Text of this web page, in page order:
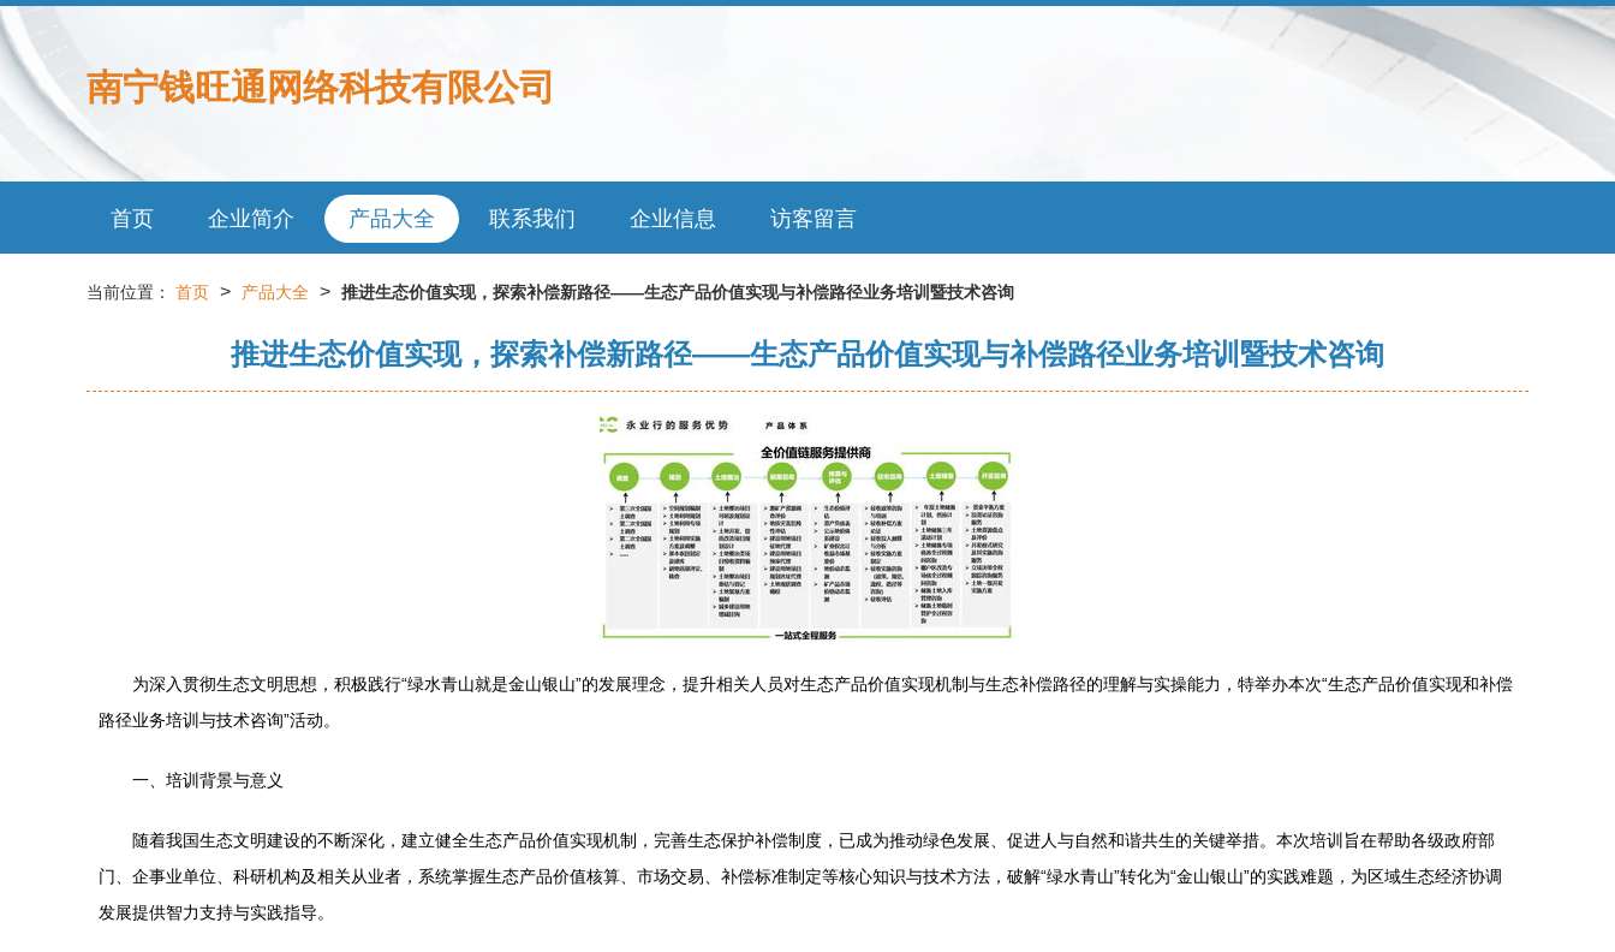
南宁钱旺通网络科技有限公司
首页 企业简介 产品大全 联系我们 企业信息 访客留言
当前位置： 首页 > 产品大全 > 推进生态价值实现，探索补偿新路径——生态产品价值实现与补偿路径业务培训暨技术咨询
推进生态价值实现，探索补偿新路径——生态产品价值实现与补偿路径业务培训暨技术咨询
为深入贯彻生态文明思想，积极践行“绿水青山就是金山银山”的发展理念，提升相关人员对生态产品价值实现机制与生态补偿路径的理解与实操能力，特举办本次“生态产品价值实现和补偿
路径业务培训与技术咨询”活动。
一、培训背景与意义
随着我国生态文明建设的不断深化，建立健全生态产品价值实现机制，完善生态保护补偿制度，已成为推动绿色发展、促进人与自然和谐共生的关键举措。本次培训旨在帮助各级政府部
门、企事业单位、科研机构及相关从业者，系统掌握生态产品价值核算、市场交易、补偿标准制定等核心知识与技术方法，破解“绿水青山”转化为“金山银山”的实践难题，为区域生态经济协调
发展提供智力支持与实践指导。